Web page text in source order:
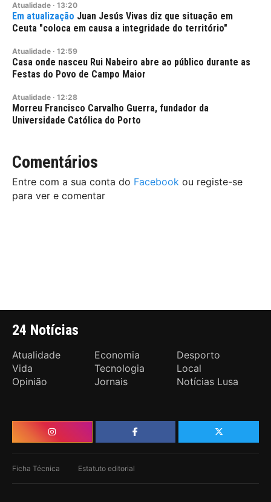
Atualidade · 13:20
Juan Jesús Vivas diz que situação em
Ceuta "coloca em causa a integridade do território"
Atualidade · 12:59
Casa onde nasceu Rui Nabeiro abre ao público durante as
Festas do Povo de Campo Maior
Atualidade · 12:28
Morreu Francisco Carvalho Guerra, fundador da
Universidade Católica do Porto
Comentários
Entre com a sua conta do Facebook ou registe-se
para ver e comentar
24 Notícias
Atualidade Economia
Desporto
Vida
Tecnologia
Local
Opinião
Jornais Notícias Lusa
Ficha Técnica Estatuto editorial